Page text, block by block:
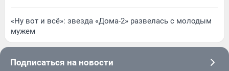
«Ну вот и всё»: звезда «Дома-2» развелась с молодым
мужем
Подписаться на новости